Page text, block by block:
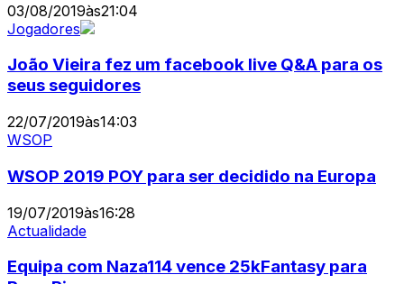
03/08/2019às21:04
Jogadores
João Vieira fez um facebook live Q&A para os
seus seguidores
22/07/2019às14:03
WSOP
WSOP 2019 POY para ser decidido na Europa
19/07/2019às16:28
Actualidade
Equipa com Naza114 vence 25kFantasy para